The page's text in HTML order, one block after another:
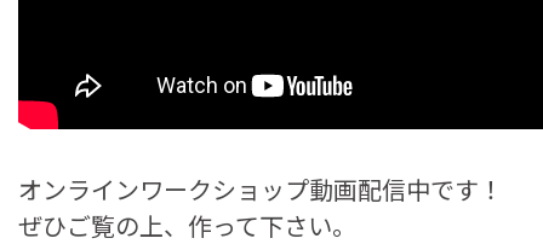
オンラインワークショップ動画配信中です！
ぜひご覧の上、作って下さい。